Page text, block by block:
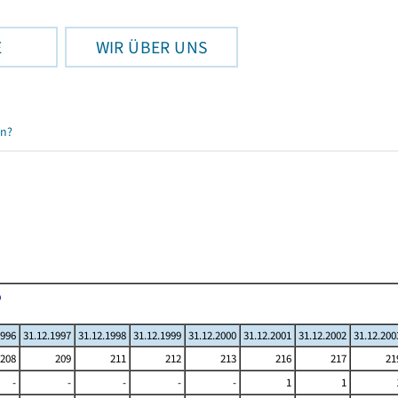
WIR ÜBER UNS
31.12.1997 31.12.1998 31.12.1999 31.12.2000 31.12.2001 31.12.2002
208 209 211 212 213 216 217
- - - - - 1 1